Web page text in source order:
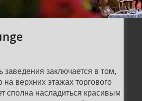
заведения заключается в том,
верхних этажах торгового
сполна насладиться красивым